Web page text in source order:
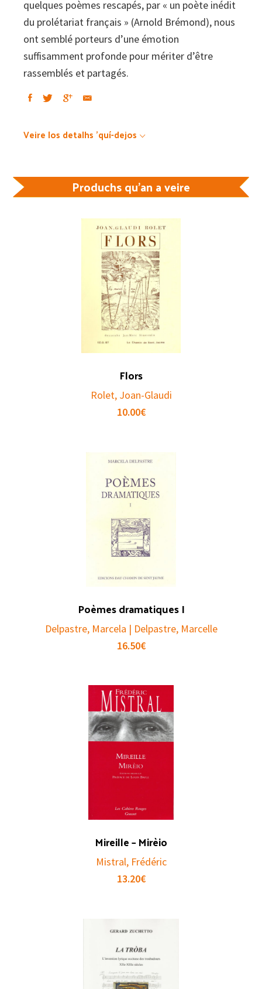
quelques poèmes rescapés, par « un poète inédit
du prolétariat français » (Arnold Brémond), nous
ont semblé porteurs d’une émotion
suffisamment profonde pour mériter d’être
rassemblés et partagés.
Veire los detalhs 'quí-dejos
Produchs qu'an a veire
Flors
Rolet, Joan-Glaudi
10.00€
Poèmes dramatiques I
Delpastre, Marcela | Delpastre, Marcelle
16.50€
Mireille – Mirèio
Mistral, Frédéric
13.20€